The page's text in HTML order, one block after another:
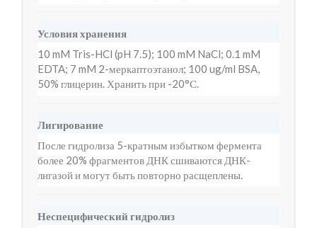
Условия хранения
10 mM Tris-HCl (pH 7.5); 100 mM NaCl; 0.1 mM
EDTA; 7 mM 2-меркаптоэтанол; 100 ug/ml BSA,
50% глицерин. Хранить при -20°С.
Лигирование
После гидролиза 5-кратным избытком фермента
более 20% фрагментов ДНК сшиваются ДНК-
лигазой и могут быть повторно расщеплены.
Неспецифический гидролиз